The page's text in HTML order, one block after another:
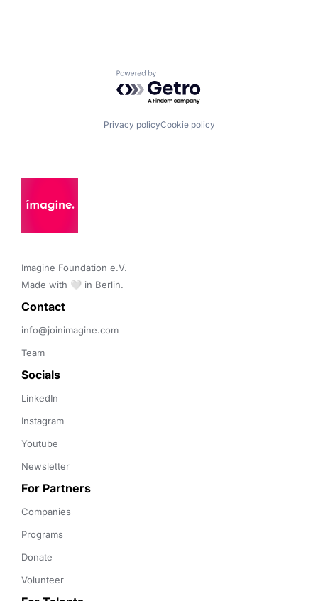
Powered by Getro.com
Privacy policyCookie policy
Imagine Foundation e.V.
Made with 🤍 in Berlin.
Contact
info@joinimagine.com
Team
Socials
LinkedIn
Instagram
Youtube
Newsletter
For Partners
Companies
Programs
Donate
Volunteer